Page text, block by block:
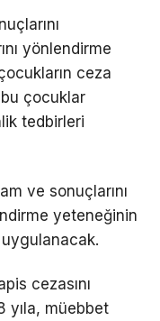
yönlendirme
ceza
çocuklar
tedbirleri
ve sonuçlarını
yeteneğinin
cezasını
yıla, müebbet